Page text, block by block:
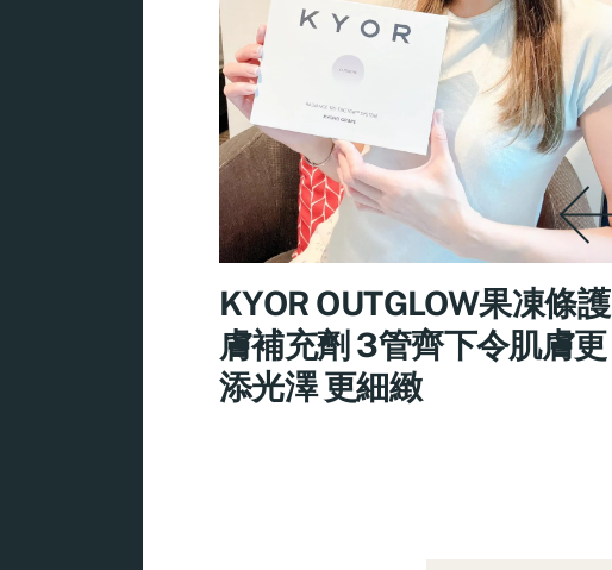
KYOR OUTGLOW果凍條護
膚補充劑 3管齊下令肌膚更
添光澤 更細緻